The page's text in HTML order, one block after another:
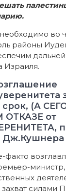
во
районы
Израиля.
срок, (А
от
факто
захват